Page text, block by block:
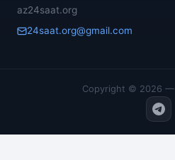
az24saat.org
24saat.org@gmail.com
Copyright © 2026 —